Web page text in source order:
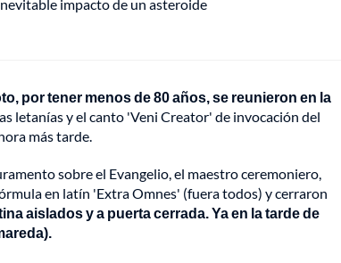
impacto de un asteroide
por tener menos de 80 años, se reunieron en la
letanías y el canto 'Veni Creator' de invocación del
más tarde.
sobre el Evangelio, el maestro ceremoniero,
en latín 'Extra Omnes' (fuera todos) y cerraron
aislados y a puerta cerrada. Ya en la tarde de